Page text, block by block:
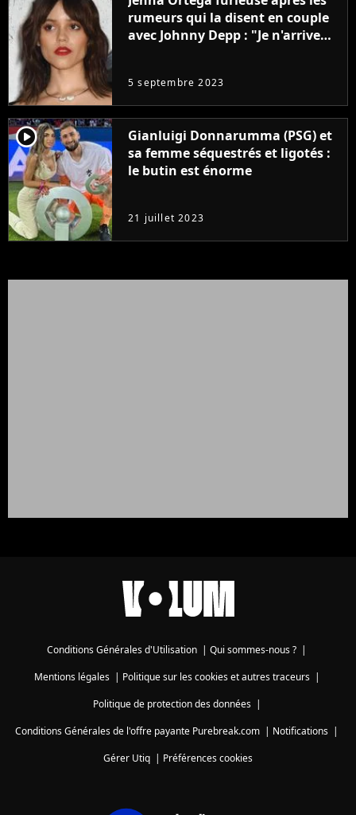
rumeurs qui la disent en couple
avec Johnny Depp : "Je n'arrive
5 septembre 2023
player2
Gianluigi Donnarumma (PSG) et
sa femme séquestrés et ligotés :
le butin est énorme
21 juillet 2023
Conditions Générales d'Utilisation | Qui sommes-nous ? |
Mentions légales| Politique sur les cookies et autres traceurs|
Politique de protection des données|
Conditions Générales de l'offre payante Purebreak.com | Notifications |
Gérer Utiq | Préférences cookies